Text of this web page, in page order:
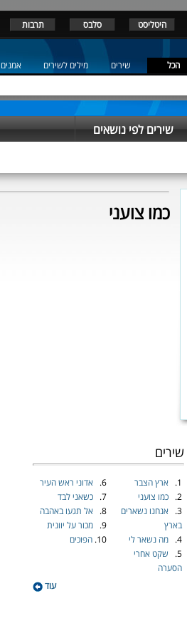
היטליסט סלבס תרבות
הכל שירים מילים לשירים אמנים
שירים לפי נושאים
כמו צועני
שירים
1.
ארץ הצבר
2.
כמו צועני
3.
אנחנו נשארים
בארץ
4.
מה נשאר לי
5.
שקט אחרי
הסערה
6.
אדוני ראש העיר
7.
כשאני לבד
8.
אל תגעו באהבה
9.
מכור על יוונית
10. הפוכים
עוד